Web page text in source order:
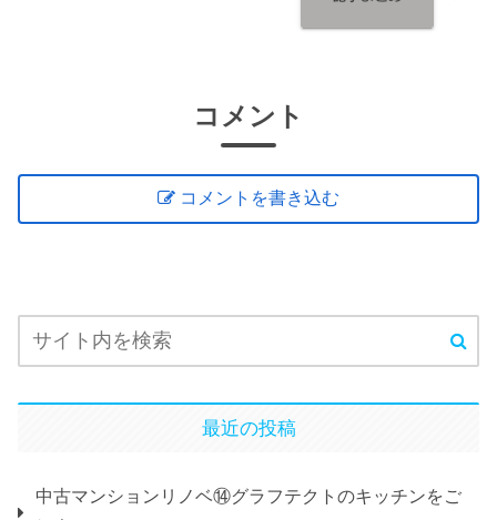
コメント
コメントを書き込む
最近の投稿
中古マンションリノベ⑭グラフテクトのキッチンをご